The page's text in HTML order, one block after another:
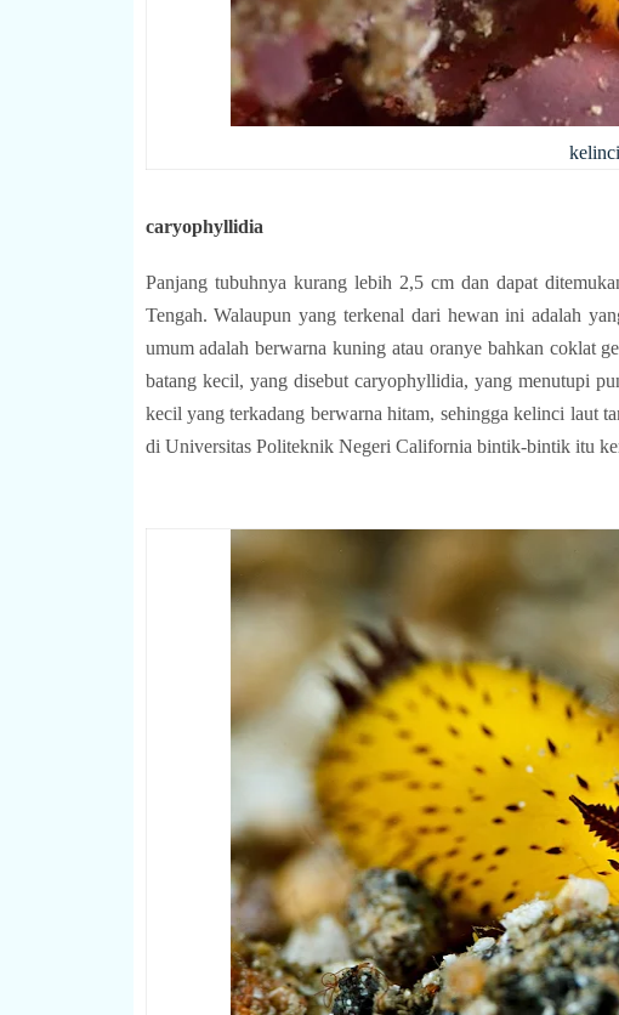
caryophyllidia
Panjang tubuhnya kurang lebih 2,5 cm dan dapat
Tengah. Walaupun yang terkenal dari hewan ini adalah
umum adalah berwarna kuning atau oranye bahkan coklat
batang kecil, yang disebut caryophyllidia, yang menutupi
kecil yang terkadang berwarna hitam, sehingga kelinci laut
di Universitas Politeknik Negeri California bintik-bintik itu